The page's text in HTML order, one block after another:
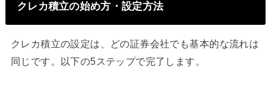
クレカ積立の始め方・設定方法
クレカ積立の設定は、どの証券会社でも基本的な流れは
同じです。以下の5ステップで完了します。